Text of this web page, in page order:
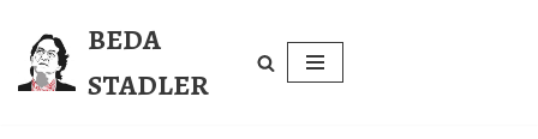
Zum
Inhalt
BEDA
STADLER